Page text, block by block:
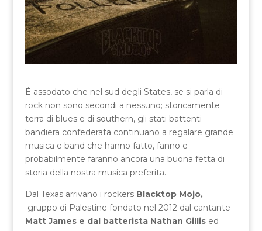
É assodato che nel sud degli States, se si parla di
rock non sono secondi a nessuno; storicamente
terra di blues e di southern, gli stati battenti
bandiera confederata continuano a regalare grande
musica e band che hanno fatto, fanno e
probabilmente faranno ancora una buona fetta di
storia della nostra musica preferita.
Dal Texas arrivano i rockers Blacktop Mojo,
gruppo di Palestine fondato nel 2012 dal cantante
Matt James e dal batterista Nathan Gillised